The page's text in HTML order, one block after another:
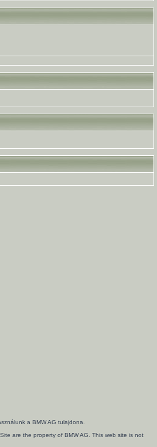
a BMW AG tulajdona.
are the property of BMW AG. This web site is not